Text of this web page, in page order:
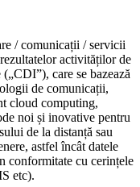
/ comunicații / servicii
activităților de
care se bazează
de comunicații,
cloud computing,
noi și inovative pentru
de la distanță sau
astfel încât datele
conformitate cu cerințele
etc).